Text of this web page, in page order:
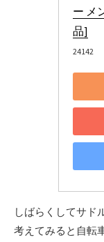
ー メ
品]
24142
しばらくしてサド
考えてみると自転